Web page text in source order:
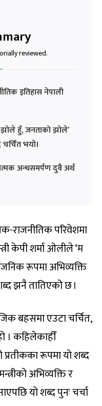
reviewed.
इतिहास नेपाली
झोले हुँ, जनताको झोले’
भयो।
अन्धसमर्पण दुवै अर्थ
राजनीतिक परिवेशमा
केपी शर्मा ओलीले ‘म
रूपमा अभिव्यक्ति
झनै तातिएको छ ।
बहसमा एउटा चर्चित,
। कहिलेकाहीँ
रूपमा यो शब्द
अभिव्यक्ति र
यो शब्द पुनः चर्चा